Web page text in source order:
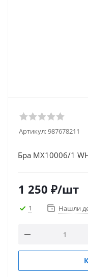
Артикул:987678211
Бра MX10006/1
1 250 ₽/шт
1 Нашли